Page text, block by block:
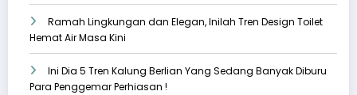
Ramah Lingkungan dan Elegan, Inilah Tren Design Toilet
Hemat Air Masa Kini
Ini Dia 5 Tren Kalung Berlian Yang Sedang Banyak Diburu
Para Penggemar Perhiasan !